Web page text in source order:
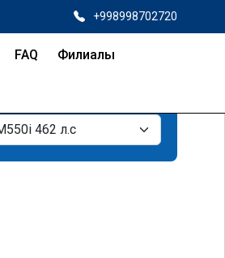
+998998702720
FAQ Филиалы